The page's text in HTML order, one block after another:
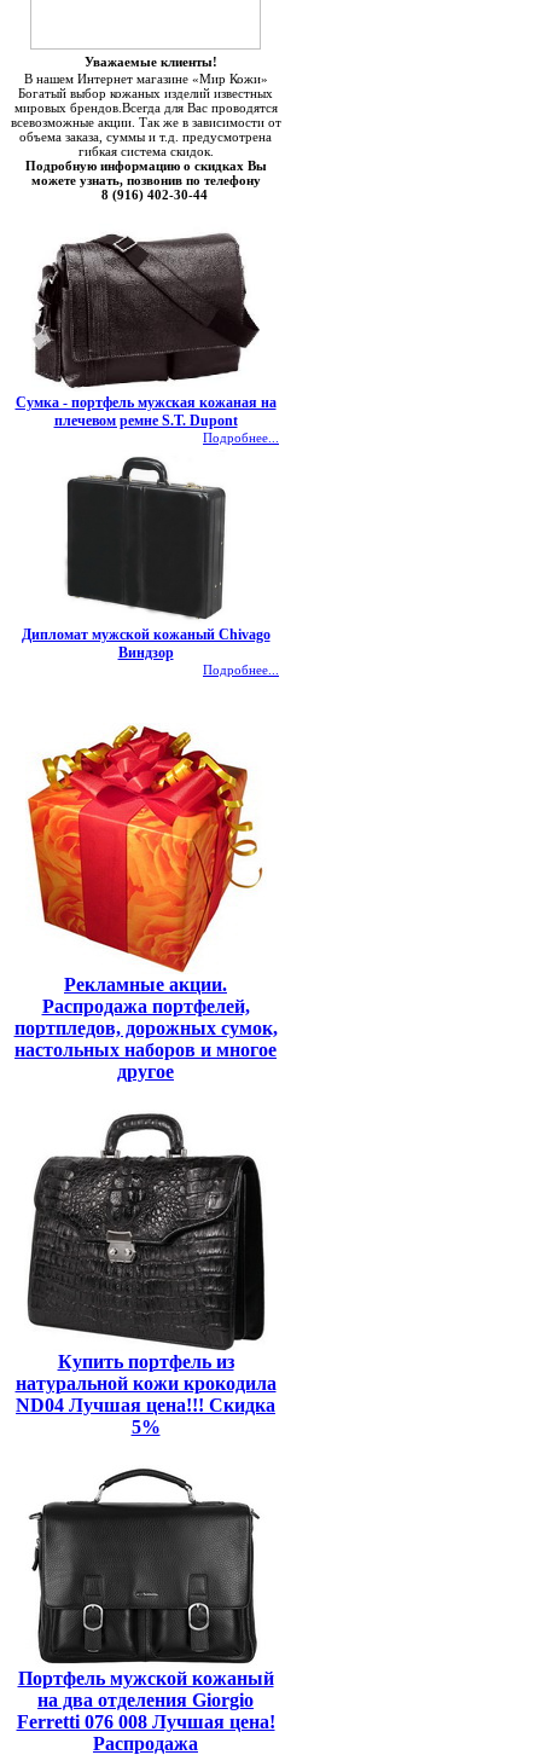
Уважаемые клиенты!
В нашем Интернет магазине «Мир Кожи»
Богатый выбор кожаных изделий известных
мировых брендов.Всегда для Вас проводятся
всевозможные акции. Так же в зависимости от
объема заказа, суммы и т.д. предусмотрена
гибкая система скидок.
Подробную информацию о скидках Вы
можете узнать, позвонив по телефону
8 (916) 402-30-44
Сумка - портфель мужская кожаная на
плечевом ремне S.T. Dupont
Подробнее...
Дипломат мужской кожаный Chivago
Виндзор
Подробнее...
Рекламные акции.
Распродажа портфелей,
портпледов, дорожных сумок,
настольных наборов и многое
другое
Купить портфель из
натуральной кожи крокодила
ND04 Лучшая цена!!! Скидка
5%
Портфель мужской кожаный
на два отделения Giorgio
Ferretti 076 008 Лучшая цена!
Распродажа